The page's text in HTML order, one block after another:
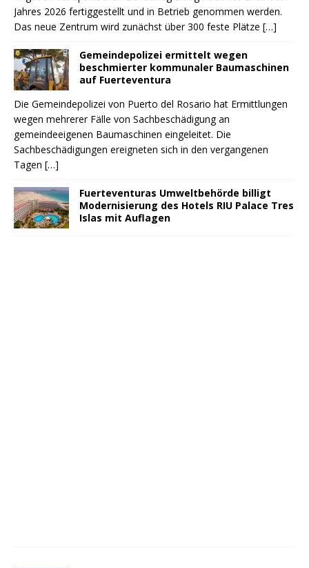
Jahres 2026 fertiggestellt und in Betrieb genommen werden.
Das neue Zentrum wird zunächst über 300 feste Plätze […]
Gemeindepolizei ermittelt wegen
beschmierter kommunaler Baumaschinen
auf Fuerteventura
Die Gemeindepolizei von Puerto del Rosario hat Ermittlungen
wegen mehrerer Fälle von Sachbeschädigung an
gemeindeeigenen Baumaschinen eingeleitet. Die
Sachbeschädigungen ereigneten sich in den vergangenen
Tagen […]
Fuerteventuras Umweltbehörde billigt
Modernisierung des Hotels RIU Palace Tres
Islas mit Auflagen